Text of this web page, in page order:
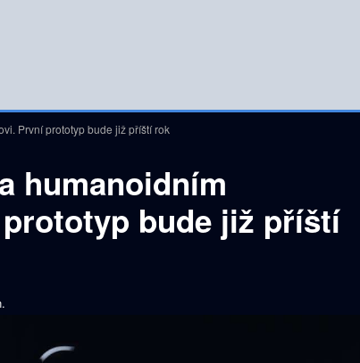
První prototyp bude již příští rok
humanoidním
bude již příští